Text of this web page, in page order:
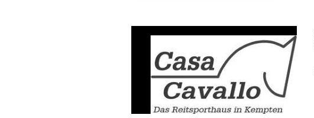
Hofrundgang
Neuigkeiten
Kontakt